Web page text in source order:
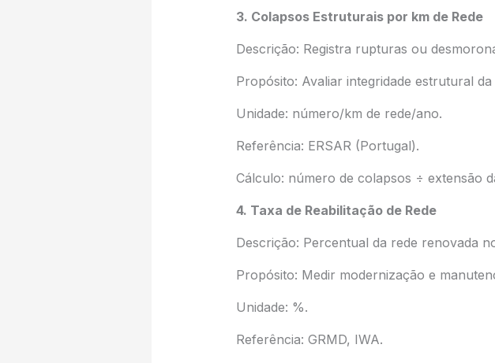
3. Colapsos Estruturais por km de Rede
Descrição: Registra rupturas ou
Propósito: Avaliar integridade estrutural da
Unidade: número/km de rede/ano.
Referência: ERSAR (Portugal).
Cálculo: número de colapsos ÷ extensão
4. Taxa de Reabilitação de Rede
Descrição: Percentual da rede renovada
Propósito: Medir modernização e
Unidade: %.
Referência: GRMD, IWA.